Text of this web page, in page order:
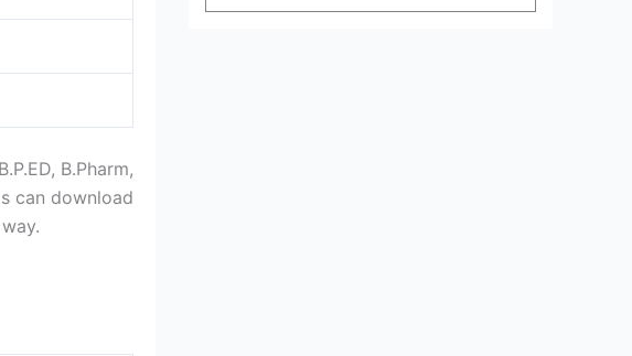
B.Pharm,
can download